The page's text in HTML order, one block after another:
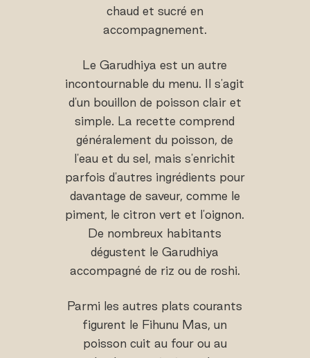
chaud et sucré en
accompagnement.
Le Garudhiya est un autre
incontournable du menu. Il s'agit
d'un bouillon de poisson clair et
simple. La recette comprend
généralement du poisson, de
l'eau et du sel, mais s'enrichit
parfois d'autres ingrédients pour
davantage de saveur, comme le
piment, le citron vert et l'oignon.
De nombreux habitants
dégustent le Garudhiya
accompagné de riz ou de roshi.
Parmi les autres plats courants
figurent le Fihunu Mas, un
poisson cuit au four ou au